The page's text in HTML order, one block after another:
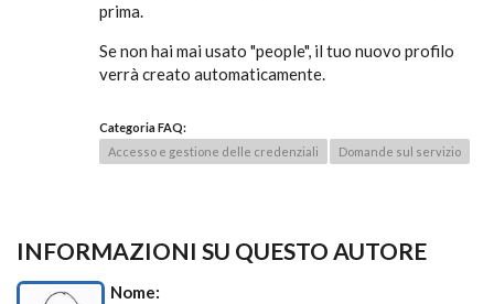
prima.
Se non hai mai usato "people", il tuo nuovo profilo
verrà creato automaticamente.
Categoria FAQ:
Accesso e gestione delle credenziali
Domande sul servizio
INFORMAZIONI SU QUESTO AUTORE
Nome: